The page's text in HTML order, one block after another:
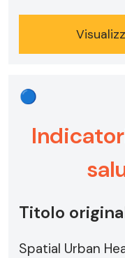
🔵
Titolo
Spatial Urban